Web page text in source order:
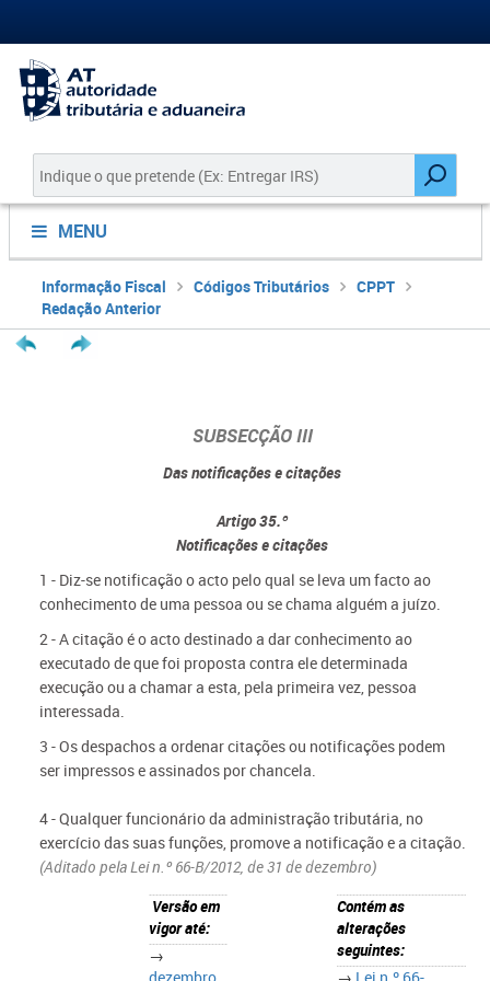
MENU
Informação Fiscal Códigos Tributários
CPPT
Redação Anterior
SUBSECÇÃO III
Das notificações e citações
Artigo 35.º
Notificações e citações
1 - Diz-se notificação o acto pelo qual se leva um facto ao
conhecimento de uma pessoa ou se chama alguém a juízo.
2 - A citação é o acto destinado a dar conhecimento ao
executado de que foi proposta contra ele determinada
execução ou a chamar a esta, pela primeira vez, pessoa
interessada.
3 - Os despachos a ordenar citações ou notificações podem
ser impressos e assinados por chancela.
4 - Qualquer funcionário da administração tributária, no
exercício das suas funções, promove a notificação e a citação.
(Aditado pela Lei n.º 66-B/2012, de 31 de dezembro)
Versão em
vigor até:
→
Contém as
alterações
seguintes: